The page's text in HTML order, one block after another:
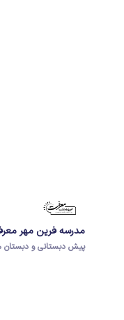
مدرسه فرین مهر
پیش دبستانی و دبستان